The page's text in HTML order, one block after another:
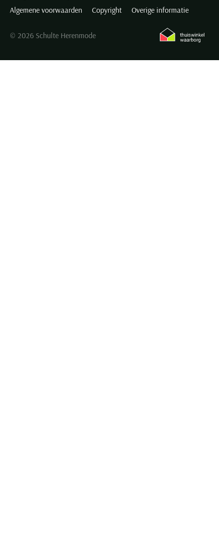
Algemene voorwaarden
Copyright Overige informatie
© 2026 Schulte Herenmode